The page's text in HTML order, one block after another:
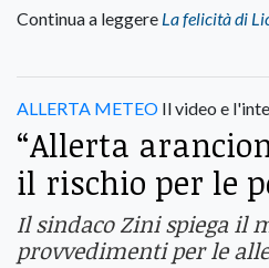
Continua a leggere La felicità di
ALLERTA METEO Il video e
“Allerta
il rischio per le
Il sindaco Zini spiega il
provvedimenti per le